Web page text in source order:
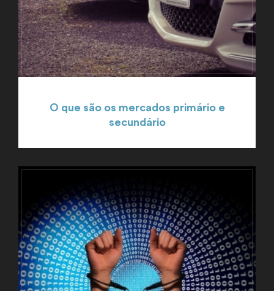
O que são os mercados primário e
secundário